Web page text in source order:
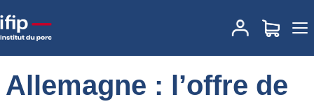
Accueil Actualités des marchés
Allemagne :
l’offre de porcs bien-être augmente
Allemagne : l’offre de